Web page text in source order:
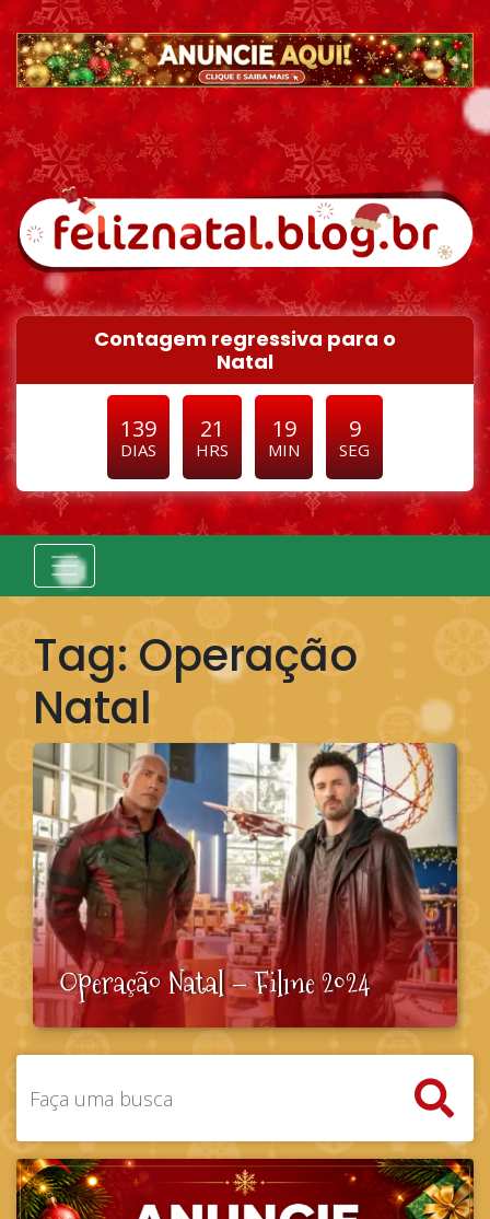
Pular para o conteúdo
Contagem regressiva para o
Natal
139
DIAS
21
HRS
19
MIN
8
SEG
Tag: Operação
Natal
Operação Natal – Filme 2024